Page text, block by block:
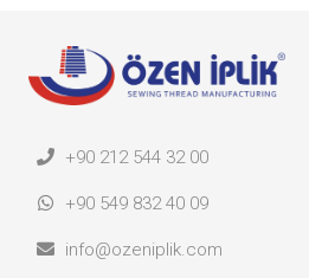
+90 212 544 32 00
+90 549 832 40 09
info@ozeniplik.com